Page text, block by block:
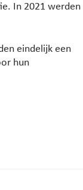
In 2021 werden
eindelijk een
hun